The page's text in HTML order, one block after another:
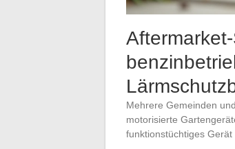
Mehrere Gemeinden
motorisierte
funktionstüchtiges